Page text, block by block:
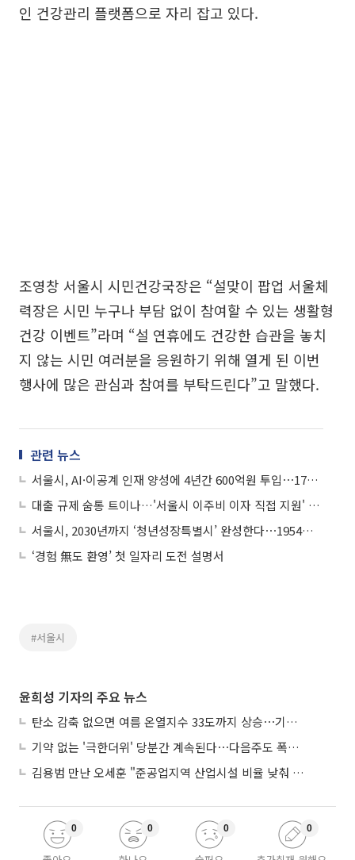
인 건강관리 플랫폼으로 자리 잡고 있다.
조영창 서울시 시민건강국장은 “설맞이 팝업 서울체
력장은 시민 누구나 부담 없이 참여할 수 있는 생활형
건강 이벤트”라며 “설 연휴에도 건강한 습관을 놓치
지 않는 시민 여러분을 응원하기 위해 열게 된 이번
행사에 많은 관심과 참여를 부탁드린다”고 말했다.
관련 뉴스
서울시, AI·이공계 인재 양성에 4년간 600억원 투입⋯17개 대학 선정
대출 규제 숨통 트이나…'서울시 이주비 이자 직접 지원' 조례 발의
서울시, 2030년까지 ‘청년성장특별시’ 완성한다⋯1954억원 투입
‘경험 無도 환영’ 첫 일자리 도전 설명서
#서울시
윤희성 기자의 주요 뉴스
탄소 감축 없으면 여름 온열지수 33도까지 상승⋯기상청, 2100년 미래전망
기약 없는 '극한더위' 당분간 계속된다⋯다음주도 폭염·열대야 지속
김용범 만난 오세훈 "준공업지역 산업시설 비율 낮춰 공급 늘려야"
0 0 0 0